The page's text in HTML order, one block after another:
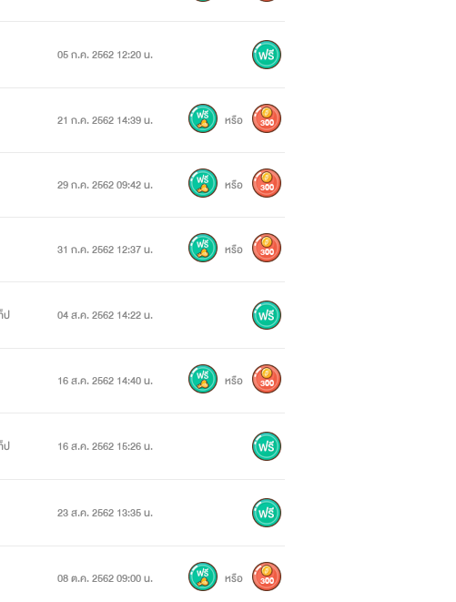
แห่งอาณาจักรฟรานเทีย มีนามว่า อลิสซ่า ฟ
ก่นาง ศาสตราวุธที่ทรงพลังที่สุดในโลก ต่าง
ำนาจ เพียงกวัดแกว่งดาบเบาๆก็ทำให้เมือง
ศาสตร์ และเป็นผู้กล้าคนแรก ที่โดนดาบแห่ง
05 ก.ค. 2562 12:20 น.
21 ก.ค. 2562 14:39 น. หรือ 300
29 ก.ค. 2562 09:42 น. หรือ 300
31 ก.ค. 2562 12:37 น. หรือ 300
ป 04 ส.ค. 2562 14:22 น.
16 ส.ค. 2562 14:40 น. หรือ 300
ป 16 ส.ค. 2562 15:26 น.
23 ส.ค. 2562 13:35 น.
08 ต.ค. 2562 09:00 น. หรือ 300